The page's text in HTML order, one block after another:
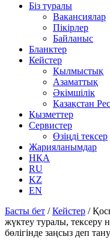
Біз туралы
Вакансиялар
Пікірлер
Байланыс
Бланктер
Кейстер
Қылмыстық
Азаматтық
Әкімшілік
Қазақстан
Қызметтер
Сервистер
Өзіңді тексер
Жарияланымдар
НҚА
RU
KZ
EN
Басты бет /Кейстер /
жүктеу туралы, тексеру
бөлігінде заңсыз деп